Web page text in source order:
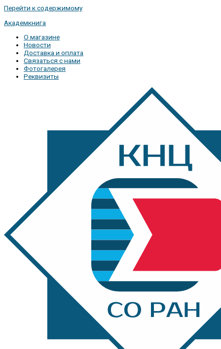
Перейти к содержимому
Академкнига
О магазине
Новости
Доставка и оплата
Связаться с нами
Фотогалерея
Реквизиты